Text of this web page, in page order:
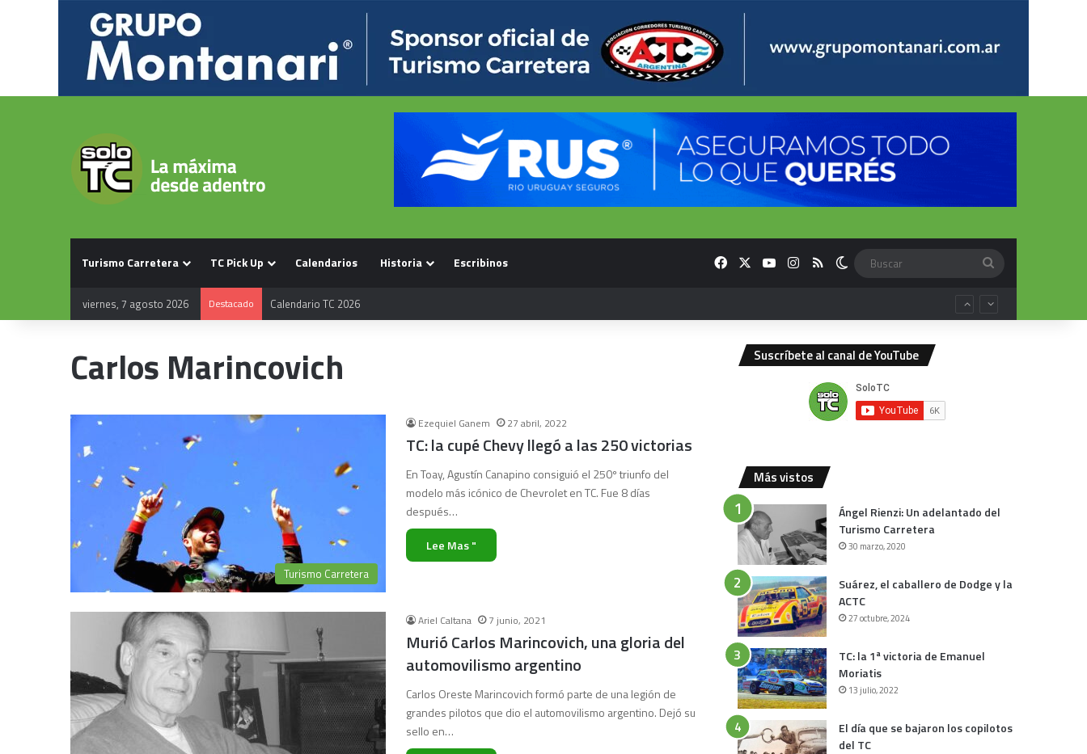
Turismo Carretera TC Pick Up Calendarios Historia Escribinos FacebookYouTubeInstagram
RSS Switch skin
viernes, 7 agosto 2026 Destacado Calendario TC 2026
Carlos Marincovich
Turismo Carretera
Ezequiel Ganem 27 abril, 2022
TC: la cupé Chevy llegó a las 250 victorias
En Toay, Agustín Canapino consiguió el 250º triunfo del
modelo más icónico de Chevrolet en TC. Fue 8 días
después…
Lee Mas "
Ariel Caltana 7 junio, 2021
Murió Carlos Marincovich, una gloria del
automovilismo argentino
Carlos Oreste Marincovich formó parte de una legión de
grandes pilotos que dio el automovilismo argentino. Dejó su
sello en…
Suscríbete al canal de YouTube
Más vistos
Ángel Rienzi: Un adelantado del
Turismo Carretera
30 marzo, 2020
Suárez, el caballero de Dodge y la
ACTC
27 octubre, 2024
TC: la 1ª victoria de Emanuel
Moriatis
13 julio, 2022
El día que se bajaron los copilotos
del TC